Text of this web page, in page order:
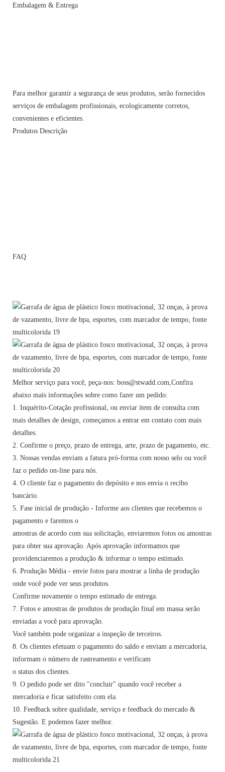
Embalagem & Entrega
Para melhor garantir a segurança de seus produtos, serão fornecidos
serviços de embalagem profissionais, ecologicamente corretos,
convenientes e eficientes.
Produtos Descrição
FAQ
Melhor serviço para você, peça-nos: boss@stwadd.com,Confira
abaixo mais informações sobre como fazer um pedido:
1. Inquérito-Cotação profissional, ou enviar item de consulta com
mais detalhes de design, começamos a entrar em contato com mais
detalhes.
2. Confirme o preço, prazo de entrega, arte, prazo de pagamento, etc.
3. Nossas vendas enviam a fatura pró-forma com nosso selo ou você
faz o pedido on-line para nós.
4. O cliente faz o pagamento do depósito e nos envia o recibo
bancário.
5. Fase inicial de produção - Informe aos clientes que recebemos o
pagamento e faremos o
amostras de acordo com sua solicitação, enviaremos fotos ou amostras
para obter sua aprovação. Após aprovação informamos que
providenciaremos a produção & informar o tempo estimado.
6. Produção Média - envie fotos para mostrar a linha de produção
onde você pode ver seus produtos.
Confirme novamente o tempo estimado de entrega.
7. Fotos e amostras de produtos de produção final em massa serão
enviadas a você para aprovação.
Você também pode organizar a inspeção de terceiros.
8. Os clientes efetuam o pagamento do saldo e enviam a mercadoria,
informam o número de rastreamento e verificam
o status dos clientes.
9. O pedido pode ser dito "concluir" quando você receber a
mercadoria e ficar satisfeito com ela.
10. Feedback sobre qualidade, serviço e feedback do mercado &
Sugestão. E podemos fazer melhor.